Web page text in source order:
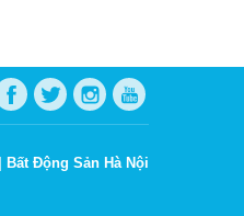
Bất Động Sản Hà Nội